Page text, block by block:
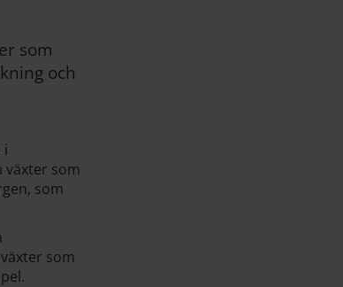
som
och
i
växter som
som
som